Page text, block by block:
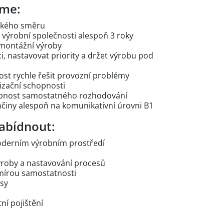
směru
společnosti alespoň 3 roky
výroby
nastavovat priority a držet výrobu pod
rychle řešit provozní problémy
schopnosti
samostatného rozhodování
alespoň na komunikativní úrovni B1
výrobním prostředí
a nastavování procesů
samostatnosti
pojištění